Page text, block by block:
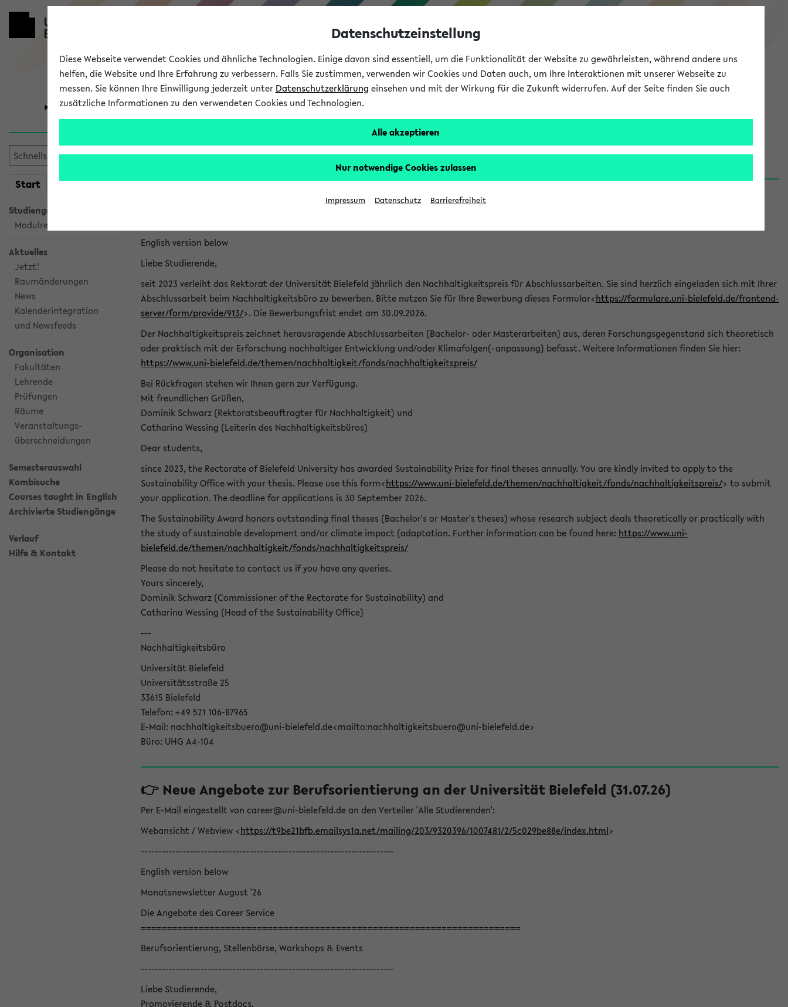
eKVV
Universität Forschung Studium
Start meineKVV
Studiengangsauswahl
Modulrecherche
Aktuelles
Jetzt!
Raumänderungen
News
Kalenderintegration
und Newsfeeds
Organisation
Fakultäten
Lehrende
Prüfungen
Räume
Veranstaltungs-
überschneidungen
Semesterauswahl
Kombisuche
Courses taught in English
Archivierte Studiengänge
Verlauf
Hilfe & Kontakt
eKVV News
Nachhaltigkeitspreis 2026: Bewerbungsphase gestartet (06.08.26)
English version below
Liebe Studierende,
seit 2023 verleiht das Rektorat der Universität Bielefeld jährlich den Nachhaltigkeitspreis für Abschlussarbeiten. Sie sind herzlich eingeladen sich mit Ihrer
Abschlussarbeit beim Nachhaltigkeitsbüro zu bewerben. Bitte nutzen Sie für Ihre Bewerbung dieses Formular<https://formulare.uni-bielefeld.de/frontend-
server/form/provide/913/>. Die Bewerbungsfrist endet am 30.09.2026.
Der Nachhaltigkeitspreis zeichnet herausragende Abschlussarbeiten (Bachelor- oder Masterarbeiten) aus, deren Forschungsgegenstand sich theoretisch
oder praktisch mit der Erforschung nachhaltiger Entwicklung und/oder Klimafolgen(-anpassung) befasst. Weitere Informationen finden Sie hier:
https://www.uni-bielefeld.de/themen/nachhaltigkeit/fonds/nachhaltigkeitspreis/
Bei Rückfragen stehen wir Ihnen gern zur Verfügung.
Mit freundlichen Grüßen,
Dominik Schwarz (Rektoratsbeauftragter für Nachhaltigkeit) und
Catharina Wessing (Leiterin des Nachhaltigkeitsbüros)
Dear students,
since 2023, the Rectorate of Bielefeld University has awarded Sustainability Prize for final theses annually. You are kindly invited to apply to the
Sustainability Office with your thesis. Please use this form<https://www.uni-bielefeld.de/themen/nachhaltigkeit/fonds/nachhaltigkeitspreis/> to submit
your application. The deadline for applications is 30 September 2026.
The Sustainability Award honors outstanding final theses (Bachelor's or Master's theses) whose research subject deals theoretically or practically with
the study of sustainable development and/or climate impact (adaptation. Further information can be found here: https://www.uni-
bielefeld.de/themen/nachhaltigkeit/fonds/nachhaltigkeitspreis/
Please do not hesitate to contact us if you have any queries.
Yours sincerely,
Dominik Schwarz (Commissioner of the Rectorate for Sustainability) and
Catharina Wessing (Head of the Sustainability Office)
---
Nachhaltigkeitsbüro
Universität Bielefeld
Universitätsstraße 25
33615 Bielefeld
Telefon: +49 521 106-87965
E-Mail: nachhaltigkeitsbuero@uni-bielefeld.de<mailto:nachhaltigkeitsbuero@uni-bielefeld.de>
Büro: UHG A4-104
👉 Neue Angebote zur Berufsorientierung an der Universität Bielefeld (31.07.26)
Per E-Mail eingestellt von career@uni-bielefeld.de an den Verteiler 'Alle Studierenden':
Webansicht / Webview <https://t9be21bfb.emailsys1a.net/mailing/203/9320396/1007481/2/5c029be88e/index.html>
------------------------------------------------------------------------
English version below
Monatsnewsletter August '26
Die Angebote des Career Service
========================================================================
Berufsorientierung, Stellenbörse, Workshops & Events
------------------------------------------------------------------------
Liebe Studierende,
Promovierende & Postdocs,
Datenschutzeinstellung
Diese Webseite verwendet Cookies und ähnliche Technologien. Einige davon sind essentiell, um die Funktionalität der Website zu gewährleisten, während andere uns
helfen, die Website und Ihre Erfahrung zu verbessern. Falls Sie zustimmen, verwenden wir Cookies und Daten auch, um Ihre Interaktionen mit unserer Webseite zu
messen. Sie können Ihre Einwilligung jederzeit unter Datenschutzerklärung einsehen und mit der Wirkung für die Zukunft widerrufen. Auf der Seite finden Sie auch
zusätzliche Informationen zu den verwendeten Cookies und Technologien.
Alle akzeptieren
Nur notwendige Cookies zulassen
Impressum Datenschutz Barrierefreiheit